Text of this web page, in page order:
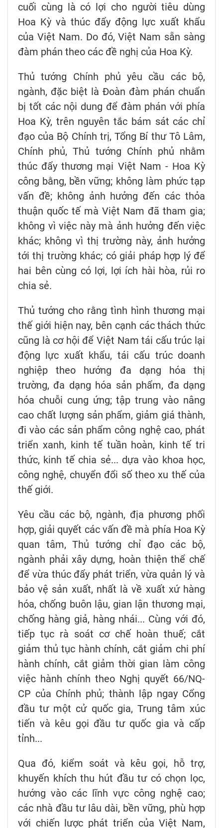
cuối cùng là có lợi cho người tiêu dùng
Hoa Kỳ và thúc đẩy động lực xuất khẩu
của Việt Nam. Do đó, Việt Nam sẵn sàng
đàm phán theo các đề nghị của Hoa Kỳ.
Thủ tướng Chính phủ yêu cầu các bộ,
ngành, đặc biệt là Đoàn đàm phán chuẩn
bị tốt các nội dung để đàm phán với phía
Hoa Kỳ, trên nguyên tắc bám sát các chỉ
đạo của Bộ Chính trị, Tổng Bí thư Tô Lâm,
Chính phủ, Thủ tướng Chính phủ nhằm
thúc đẩy thương mại Việt Nam - Hoa Kỳ
công bằng, bền vững; không làm phức tạp
vấn đề; không ảnh hưởng đến các thỏa
thuận quốc tế mà Việt Nam đã tham gia;
không vì việc này mà ảnh hưởng đến việc
khác; không vì thị trường này, ảnh hưởng
tới thị trường khác; có giải pháp hợp lý để
hai bên cùng có lợi, lợi ích hài hòa, rủi ro
chia sẻ.
Thủ tướng cho rằng tình hình thương mại
thế giới hiện nay, bên cạnh các thách thức
cũng là cơ hội để Việt Nam tái cấu trúc lại
động lực xuất khẩu, tái cấu trúc doanh
nghiệp theo hướng đa dạng hóa thị
trường, đa dạng hóa sản phẩm, đa dạng
hóa chuỗi cung ứng; tập trung vào nâng
cao chất lượng sản phẩm, giảm giá thành,
đi vào các sản phẩm công nghệ cao, phát
triển xanh, kinh tế tuần hoàn, kinh tế tri
thức, kinh tế chia sẻ... dựa vào khoa học,
công nghệ, chuyển đổi số theo xu thế của
thế giới.
Yêu cầu các bộ, ngành, địa phương phối
hợp, giải quyết các vấn đề mà phía Hoa Kỳ
quan tâm, Thủ tướng chỉ đạo các bộ,
ngành phải xây dựng, hoàn thiện thể chế
để vừa thúc đẩy phát triển, vừa quản lý và
bảo vệ sản xuất, nhất là về xuất xứ hàng
hóa, chống buôn lậu, gian lận thương mại,
chống hàng giả, hàng nhái... Cùng với đó,
tiếp tục rà soát cơ chế hoàn thuế; cắt
giảm thủ tục hành chính, cắt giảm chi phí
hành chính, cắt giảm thời gian làm công
việc hành chính theo Nghị quyết 66/NQ-
CP của Chính phủ; thành lập ngay Cổng
đầu tư một cử quốc gia, Trung tâm xúc
tiến và kêu gọi đầu tư quốc gia và cấp
tỉnh...
Qua đó, kiểm soát và kêu gọi, hỗ trợ,
khuyến khích thu hút đầu tư có chọn lọc,
hướng vào các lĩnh vực công nghệ cao;
các nhà đầu tư lâu dài, bền vững, phù hợp
với chiến lược phát triển của Việt Nam,